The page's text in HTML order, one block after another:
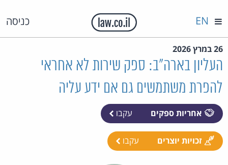
כניסה EN
26 במרץ 2026
העליון בארה"ב: ספק שירות לא אחראי
להפרת משתמשים גם אם ידע עליה
אחריות ספקים עקבו
זכויות יוצרים עקבו